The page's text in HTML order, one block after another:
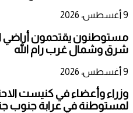
9 أغسطس، 2026
مستوطنون يقتحمون أراضي
شرق وشمال غرب رام الله
9 أغسطس، 2026
وزراء وأعضاء في كنيست
لمستوطنة في عرابة جنوب